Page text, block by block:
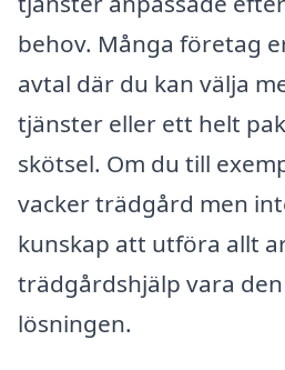
behov. Många företag
avtal där du kan välja
tjänster eller ett helt
skötsel. Om du till
vacker trädgård men
kunskap att utföra allt
trädgårdshjälp vara
lösningen.